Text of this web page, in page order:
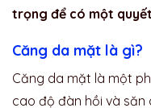
trọng để có một
Căng da mặt là gì?
Căng da mặt là một
cao độ đàn hồi và